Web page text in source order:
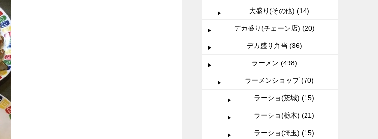
大盛り(その他) (14)
デカ盛り(チェーン店) (20)
デカ盛り弁当 (36)
ラーメン (498)
ラーメンショップ (70)
ラーショ(茨城) (15)
ラーショ(栃木) (21)
ラーショ(埼玉) (15)